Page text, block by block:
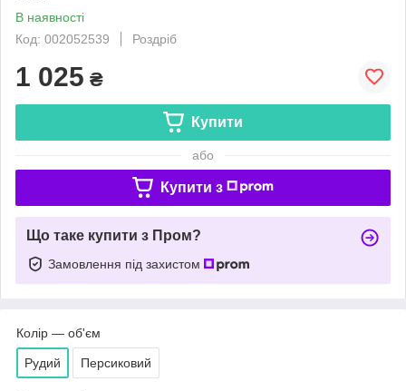
В наявності
Код: 002052539
Роздріб
1 025 ₴
Купити
або
Купити з
Що таке купити з Пром?
Замовлення під захистом
Колір — об'єм
Рудий Персиковий